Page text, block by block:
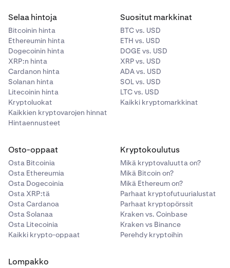
Selaa hintoja
Bitcoinin hinta
Ethereumin hinta
Dogecoinin hinta
XRP:n hinta
Cardanon hinta
Solanan hinta
Litecoinin hinta
Kryptoluokat
Kaikkien kryptovarojen hinnat
Hintaennusteet
Suositut markkinat
BTC vs. USD
ETH vs. USD
DOGE vs. USD
XRP vs. USD
ADA vs. USD
SOL vs. USD
LTC vs. USD
Kaikki kryptomarkkinat
Osto-oppaat
Osta Bitcoinia
Osta Ethereumia
Osta Dogecoinia
Osta XRP:tä
Osta Cardanoa
Osta Solanaa
Osta Litecoinia
Kaikki krypto-oppaat
Kryptokoulutus
Mikä kryptovaluutta on?
Mikä Bitcoin on?
Mikä Ethereum on?
Parhaat kryptofutuurialustat
Parhaat kryptopörssit
Kraken vs. Coinbase
Kraken vs Binance
Perehdy kryptoihin
Lompakko